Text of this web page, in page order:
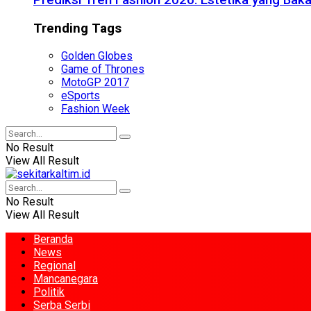
Trending Tags
Golden Globes
Game of Thrones
MotoGP 2017
eSports
Fashion Week
No Result
View All Result
No Result
View All Result
Beranda
News
Regional
Mancanegara
Politik
Serba Serbi